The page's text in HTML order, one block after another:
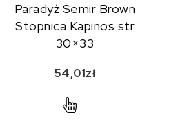
Paradyż Semir Brown
Stopnica Kapinos str
30×33
54,01zł